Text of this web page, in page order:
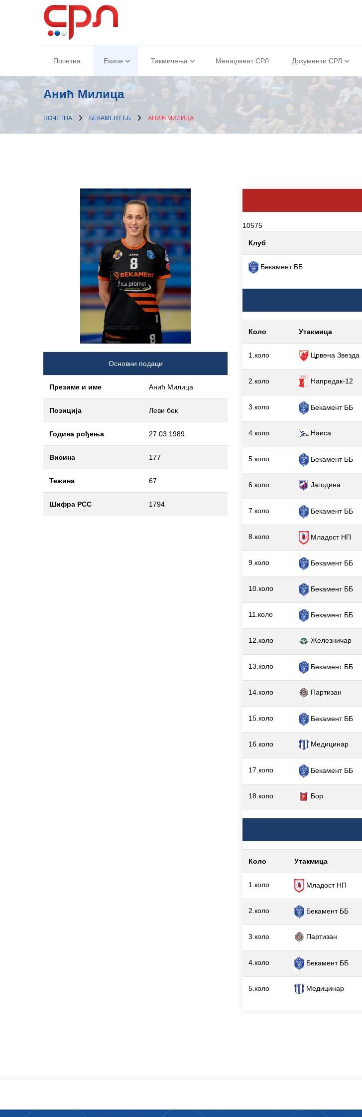
Почетна Екипе Такмичења Менаџмент СРЛ Документи СРЛ
Анић Милица
ПОЧЕТНА БЕКАМЕНТ ББ АНИЋ МИЛИЦА
Основни подаци
Презиме и име Анић Милица
Позиција Леви бек
Година рођења 27.03.1989.
Висина 177
Тежина 67
Шифра РСС 1794
10575
Клуб
Бекамент ББ
Коло Утакмица
1.коло Црвена Звезда
2.коло Напредак-12
3.коло Бекамент ББ
4.коло Наиса
5.коло Бекамент ББ
6.коло Јагодина
7.коло Бекамент ББ
8.коло Младост НП
9.коло Бекамент ББ
10.коло Бекамент ББ
11.коло Бекамент ББ
12.коло Железничар
13.коло Бекамент ББ
14.коло Партизан
15.коло Бекамент ББ
16.коло Медицинар
17.коло Бекамент ББ
18.коло Бор
Коло Утакмица
1.коло Младост НП
2.коло Бекамент ББ
3.коло Партизан
4.коло Бекамент ББ
5.коло Медицинар